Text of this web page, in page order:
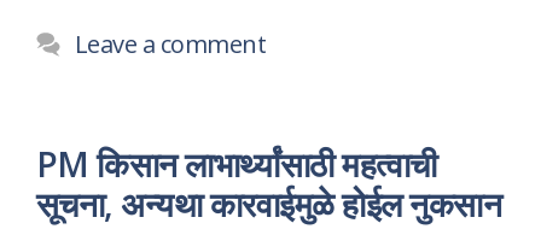
Leave a comment
PM किसान लाभार्थ्यांसाठी महत्वाची
सूचना, अन्यथा कारवाईमुळे होईल नुकसान